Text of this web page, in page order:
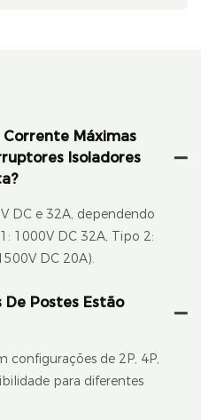
Corrente Máximas
Isoladores
DC e 32A, dependendo
1000V DC 32A, Tipo 2:
DC 20A).
De Postes Estão
configurações de 2P, 4P,
para diferentes